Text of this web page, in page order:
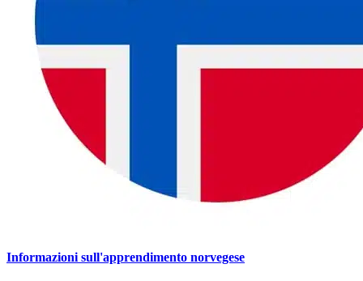
Informazioni sull'apprendimento norvegese